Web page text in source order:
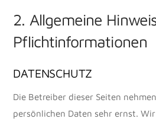
2. Allgemeine
Pflichtinformationen
DATENSCHUTZ
Die Betreiber dieser Seiten
persönlichen Daten sehr ernst.